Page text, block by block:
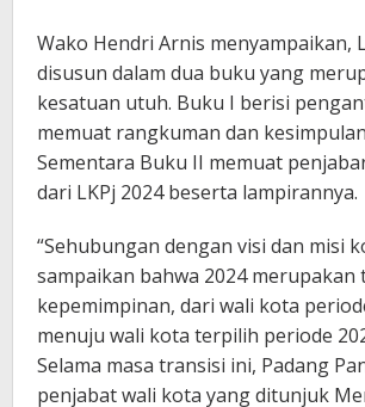
Wako Hendri Arnis menyampaikan,
disusun dalam dua buku yang
kesatuan utuh. Buku I berisi
memuat rangkuman dan
Sementara Buku II memuat
dari LKPj 2024 beserta lampirannya.
“Sehubungan dengan visi dan misi
sampaikan bahwa 2024
kepemimpinan, dari wali kota
menuju wali kota terpilih periode
Selama masa transisi ini, Padang
penjabat wali kota yang ditunjuk